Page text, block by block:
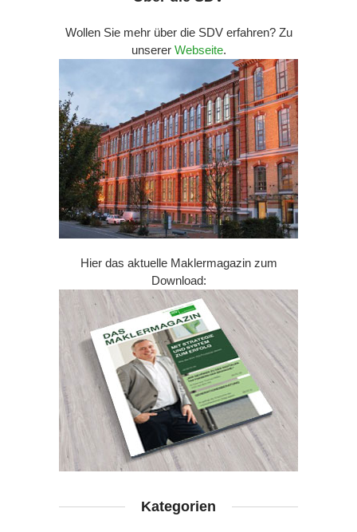
Wollen Sie mehr über die SDV erfahren? Zu
unserer Webseite.
Hier das aktuelle Maklermagazin zum
Download:
Kategorien